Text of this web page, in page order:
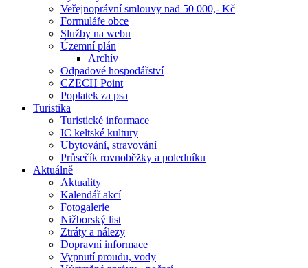
Veřejnoprávní smlouvy nad 50 000,- Kč
Formuláře obce
Služby na webu
Územní plán
Archív
Odpadové hospodářství
CZECH Point
Poplatek za psa
Turistika
Turistické informace
IC keltské kultury
Ubytování, stravování
Průsečík rovnoběžky a poledníku
Aktuálně
Aktuality
Kalendář akcí
Fotogalerie
Nižborský list
Ztráty a nálezy
Dopravní informace
Vypnutí proudu, vody